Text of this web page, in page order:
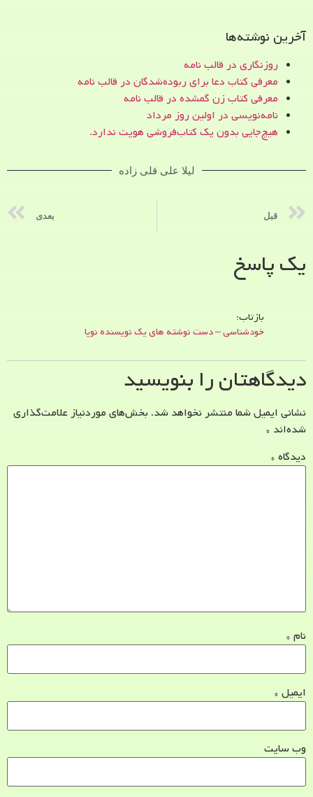
آخرین نوشته‌ها
روزنگاری در قالب نامه
معرفی کتاب دعا برای ربوده‌شدگان در قالب نامه
معرفی کتاب زن‌ گمشده در قالب نامه
نامه‌نویسی در اولین روز مرداد
هیچ‌جایی بدون یک کتاب‌فروشی هویت ندارد.
لیلا علی قلی زاده
قبل بعدی
یک پاسخ
بازتاب:
خودشناسی – دست نوشته های یک نویسنده نوپا
دیدگاهتان را بنویسید
نشانی ایمیل شما منتشر نخواهد شد. بخش‌های موردنیاز علامت‌گذاری
شده‌اند *
دیدگاه *
نام *
ایمیل *
وب‌ سایت